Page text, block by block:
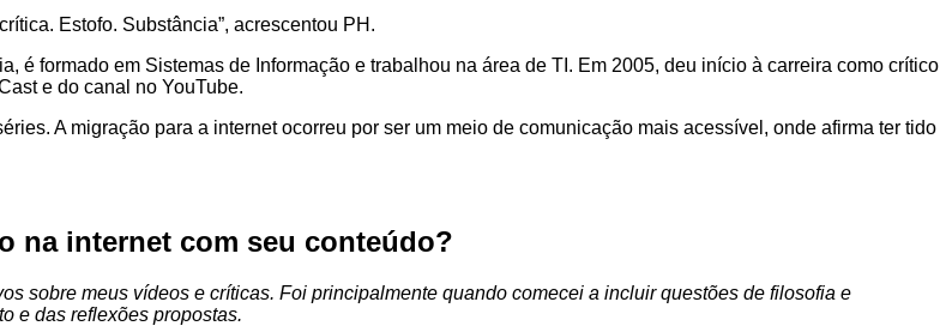
Estofo. Substância”, acrescentou PH.
é formado em Sistemas de Informação e trabalhou na área de TI. Em 2005, deu início à carreira como crítico
e do canal no YouTube.
A migração para a internet ocorreu por ser um meio de comunicação mais acessível, onde afirma ter tido
na internet com seu conteúdo?
sobre meus vídeos e críticas. Foi principalmente quando comecei a incluir questões de filosofia e
e das reflexões propostas.